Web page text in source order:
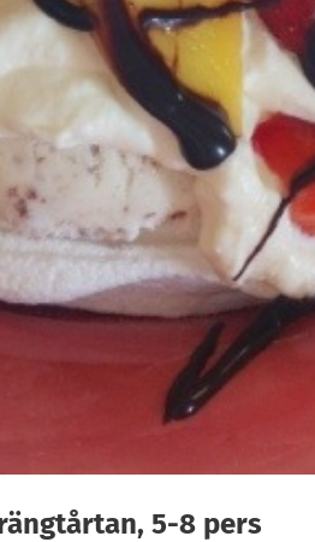
5-8 pers